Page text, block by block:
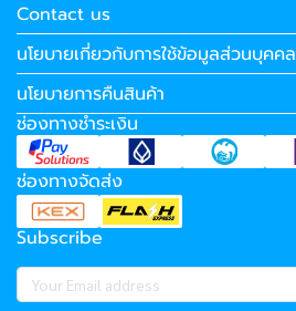
Contact us
นโยบายเกี่ยวกับการใช้ข้อมูลส่วนบุคคล
นโยบายการคืนสินค้า
ช่องทางชำระเงิน
ช่องทางจัดส่ง
Subscribe